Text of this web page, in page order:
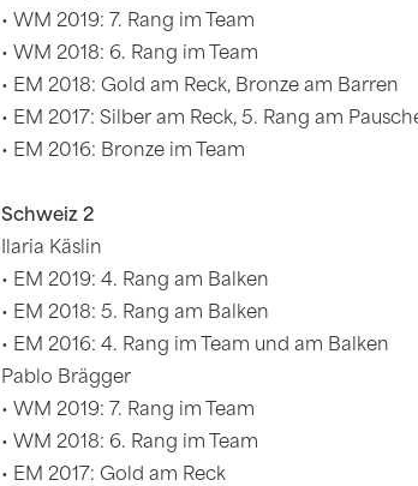
• WM 2019: 7. Rang im Team
• WM 2018: 6. Rang im Team
• EM 2018: Gold am Reck, Bronze am Barren
• EM 2017: Silber am Reck, 5. Rang am
• EM 2016: Bronze im Team
Schweiz 2
Ilaria Käslin
• EM 2019: 4. Rang am Balken
• EM 2018: 5. Rang am Balken
• EM 2016: 4. Rang im Team und am Balken
Pablo Brägger
• WM 2019: 7. Rang im Team
• WM 2018: 6. Rang im Team
• EM 2017: Gold am Reck